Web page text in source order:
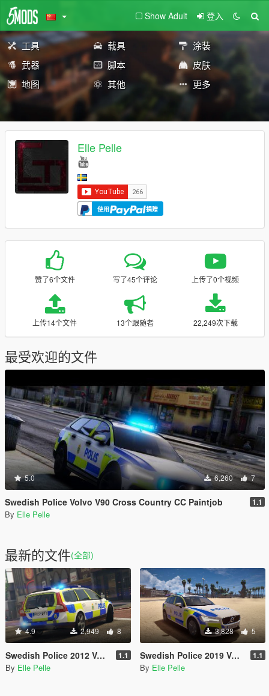
Show Adult 登入
工具 载具
涂装
武器
脚本
皮肤
地图
其他 更多
Elle Pelle
使用 捐赠
赞了6个文件 写了45个评论 上传了0个视频
上传14个文件 13个跟随者 22,249次下载
最受欢迎的文件
5.0 6,260 7
Swedish Police Volvo V90 Cross Country CC Paintjob 1.1
By Elle Pelle
最新的文件(全部)
4.9 2,949 8
Swedish Police 2012 Volvo V70 1.1
By Elle Pelle
3,828 5
Swedish Police 2019 Volvo V60 PACK 1.1
By Elle Pelle